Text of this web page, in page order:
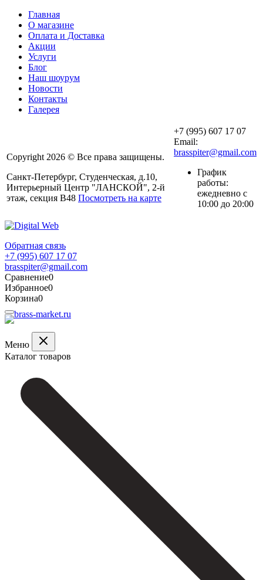
Главная
О магазине
Оплата и Доставка
Акции
Услуги
Блог
Наш шоурум
Новости
Контакты
Галерея
Copyright 2026 © Все права защищены.
Санкт-Петербург, Студенческая, д.10,
Интерьерный Центр "ЛАНСКОЙ", 2-й
этаж, секция В48 Посмотреть на карте
+7 (995) 607 17 07
Email:
brasspiter@gmail.com
График
работы:
ежедневно с
10:00 до 20:00
Обратная связь
+7 (995) 607 17 07
brasspiter@gmail.com
Сравнение0
Избранное0
Корзина0
Меню
Каталог товаров